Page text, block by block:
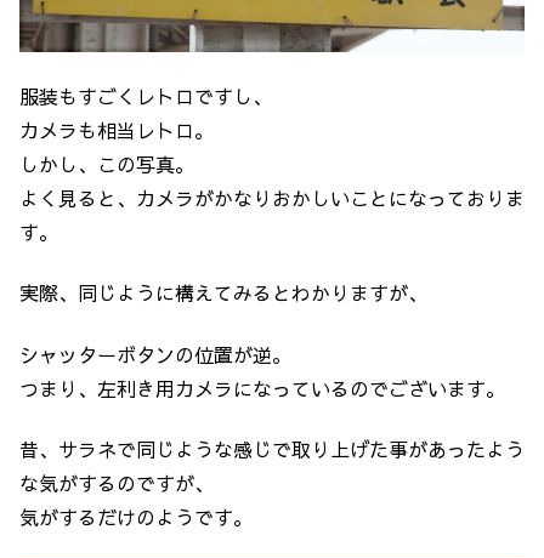
服装もすごくレトロですし、
カメラも相当レトロ。
しかし、この写真。
よく見ると、カメラがかなりおかしいことになっておりま
す。
実際、同じように構えてみるとわかりますが、
シャッターボタンの位置が逆。
つまり、左利き用カメラになっているのでございます。
昔、サラネで同じような感じで取り上げた事があったよう
な気がするのですが、
気がするだけのようです。